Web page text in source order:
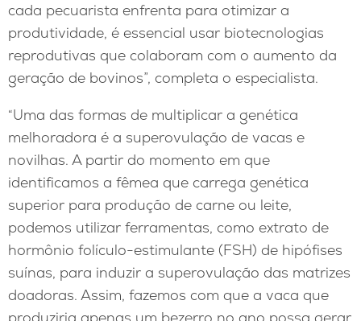
cada pecuarista enfrenta para otimizar a
produtividade, é essencial usar biotecnologias
reprodutivas que colaboram com o aumento da
geração de bovinos”, completa o especialista.
“Uma das formas de multiplicar a genética
melhoradora é a superovulação de vacas e
novilhas. A partir do momento em que
identificamos a fêmea que carrega genética
superior para produção de carne ou leite,
podemos utilizar ferramentas, como extrato de
hormônio folículo-estimulante (FSH) de hipófises
suínas, para induzir a superovulação das matrizes
doadoras. Assim, fazemos com que a vaca que
produziria apenas um bezerro no ano possa gerar